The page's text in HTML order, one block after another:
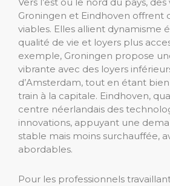
Groningen et Eindhoven offrent
viables. Elles allient dynamisme
qualité de vie et loyers plus
exemple, Groningen propose
vibrante avec des loyers
d’Amsterdam, tout en étant
train à la capitale. Eindhoven,
centre néerlandais des
innovations, appuyant une
stable mais moins surchauffée,
abordables.
Pour les professionnels